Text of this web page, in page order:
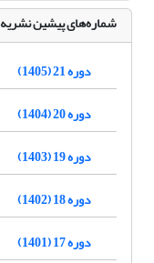
شماره‌های پیشین نشریه
دوره 21 (1405)
دوره 20 (1404)
دوره 19 (1403)
دوره 18 (1402)
دوره 17 (1401)